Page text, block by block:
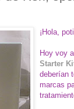
¡Hola,
Hoy voy
Starter
deberían
marcas